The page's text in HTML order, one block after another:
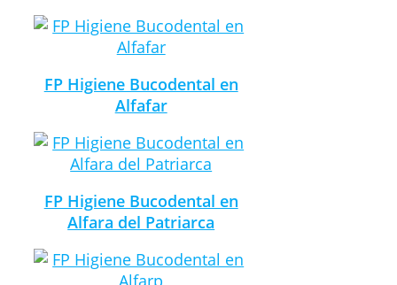
FP Higiene Bucodental en
Alfafar
FP Higiene Bucodental en
Alfara del Patriarca